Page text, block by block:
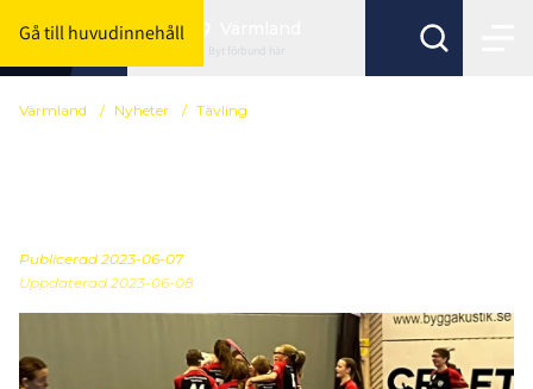
Gå till huvudinnehåll
Byt förbund här
Värmland / Nyheter / Tävling
Publicerad 2023-06-07
Uppdaterad 2023-06-08